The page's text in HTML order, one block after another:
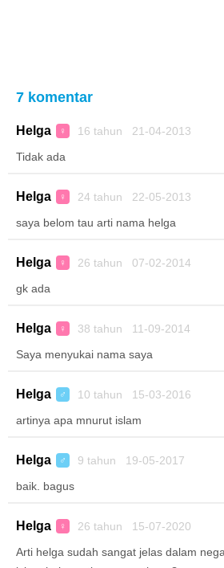
7 komentar
Helga ♀ 16 tahun 21-04-2013
Tidak ada
Helga ♀ 24 tahun 22-05-2013
saya belom tau arti nama helga
Helga ♀ 26 tahun 07-02-2014
gk ada
Helga ♀ 38 tahun 11-09-2014
Saya menyukai nama saya
Helga ♂ 10 tahun 15-03-2016
artinya apa mnurut islam
Helga ♂ 9 tahun 19-05-2017
baik. bagus
Helga ♀ 26 tahun 15-07-2020
Arti helga sudah sangat jelas dalam